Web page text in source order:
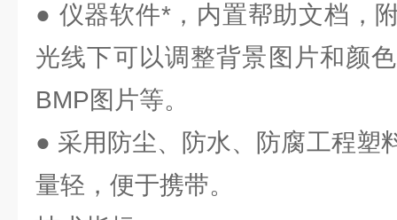
● 仪器软件*，内置帮助文档，
光线下可以调整背景图片和颜
BMP图片等。
● 采用防尘、防水、防腐工程塑
量轻，便于携带。